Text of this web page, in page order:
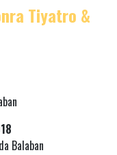
Tiyatro &
Balaban